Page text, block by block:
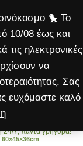
🐤 Το
10/08 έως και
τις ηλεκτρονικές
να
Σας
ευχόμαστε καλό
7, πάντα γρήγορα!
60×45×36cm